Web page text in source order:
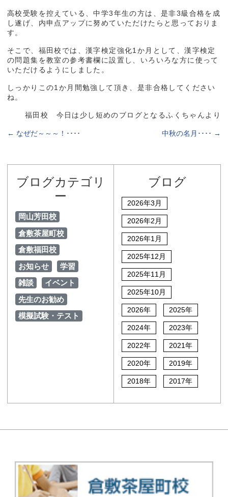
高校受験を控えている、中学3年生の方は、是非3級合格を成
し遂げ、内申点アップに努めていただけたらと思っておりま
す。
そこで、福田校では、漢字検定強化1か月として、漢字検定
の問題集を教室の参考書欄に設置し、いろいろな方に使って
いただけるようにしました。
しっかりこの1か月間勉強して頂き、是非合格してください
ね。
福田校 今日は少し短めのブログとなるふくちゃんより
← なぜだ～～～！････ 中秋の名月････ →
ブログカテゴリ
ー
岡山芳田校
倉敷茶屋町校
倉敷福田校
お知らせ
学習
雑談
イベント
先生のお勧め
模擬試験・テスト
ブログ
2026年3月
2026年2月
2026年1月
2025年12月
2025年11月
2025年10月
2026年 2025年
2024年 2023年
2022年 2021年
2020年 2019年
2018年 2017年